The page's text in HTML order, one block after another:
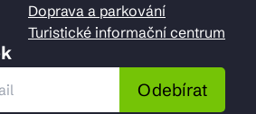
Doprava a parkování
Turistické informační centrum
Odebírat